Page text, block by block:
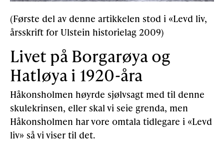
(Første del av denne artikkelen stod i «Levd liv,
årsskrift for Ulstein historielag 2009)
Livet på Borgarøya og
Hatløya i 1920-åra
Håkonsholmen høyrde sjølvsagt med til denne
skulekrinsen, eller skal vi seie grenda, men
Håkonsholmen har vore omtala tidlegare i «Levd
liv» så vi viser til det.